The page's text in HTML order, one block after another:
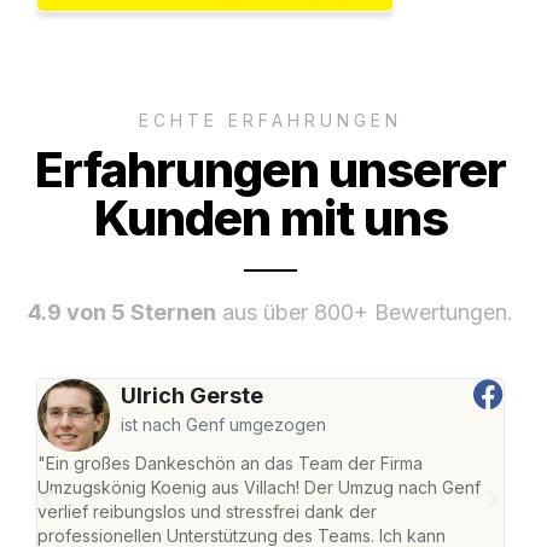
ECHTE ERFAHRUNGEN
Erfahrungen unserer
Kunden mit uns
4.9 von 5 Sternen aus über 800+ Bewertungen.
Ulrich Gerste
ist nach Genf umgezogen
"Ein großes Dankeschön an das Team der Firma
Umzugskönig Koenig aus Villach! Der Umzug nach Genf
verlief reibungslos und stressfrei dank der
professionellen Unterstützung des Teams. Ich kann